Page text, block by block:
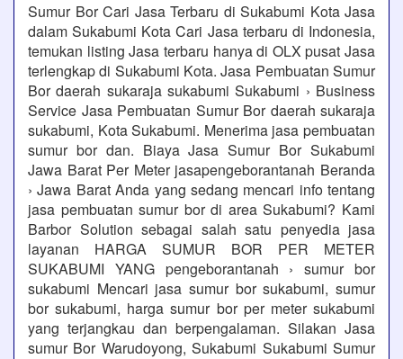
Sumur Bor Cari Jasa Terbaru di Sukabumi Kota Jasa
dalam Sukabumi Kota Cari Jasa terbaru di Indonesia,
temukan listing Jasa terbaru hanya di OLX pusat Jasa
terlengkap di Sukabumi Kota. Jasa Pembuatan Sumur
Bor daerah sukaraja sukabumi Sukabumi › Business
Service Jasa Pembuatan Sumur Bor daerah sukaraja
sukabumi, Kota Sukabumi. Menerima jasa pembuatan
sumur bor dan. Biaya Jasa Sumur Bor Sukabumi
Jawa Barat Per Meter jasapengeborantanah Beranda
› Jawa Barat Anda yang sedang mencari info tentang
jasa pembuatan sumur bor di area Sukabumi? Kami
Barbor Solution sebagai salah satu penyedia jasa
layanan HARGA SUMUR BOR PER METER
SUKABUMI YANG pengeborantanah › sumur bor
sukabumi Mencari jasa sumur bor sukabumi, sumur
bor sukabumi, harga sumur bor per meter sukabumi
yang terjangkau dan berpengalaman. Silakan Jasa
sumur Bor Warudoyong, Sukabumi Sukabumi Sumur